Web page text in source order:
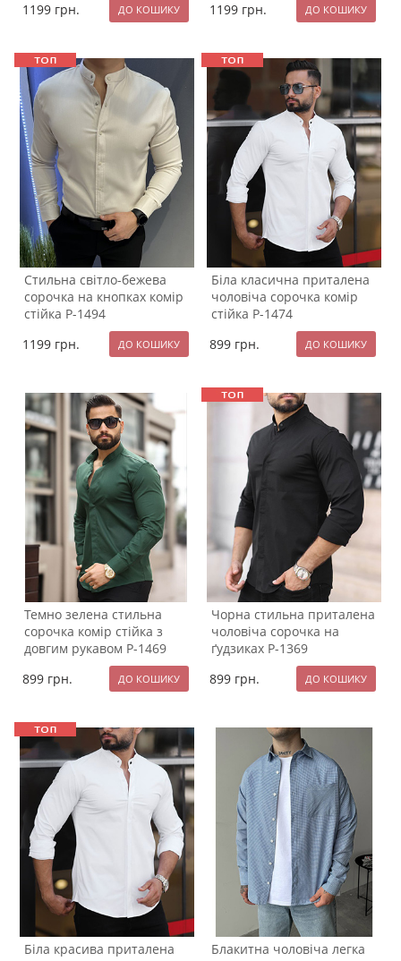
1199 грн.
1199 грн.
Стильна світло-бежева
сорочка на кнопках комір
стійка Р-1494
1199 грн.
Біла класична приталена
чоловіча сорочка комір
стійка Р-1474
899 грн.
Темно зелена стильна
сорочка комір стійка з
довгим рукавом Р-1469
899 грн.
Чорна стильна приталена
чоловіча сорочка на
ґудзиках Р-1369
899 грн.
Біла красива приталена
Блакитна чоловіча легка